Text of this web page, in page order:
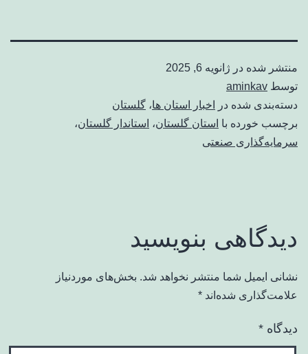
منتشر شده در ژانویه 6, 2025
توسط aminkav
دسته‌بندی شده در
اخبار استان ها، گلستان
برچسب خورده با استان گلستان، استاندار گلستان،
سرمایه‌گذاری صنعتی
دیدگاهی بنویسید
نشانی ایمیل شما منتشر نخواهد شد. بخش‌های موردنیاز
علامت‌گذاری شده‌اند *
دیدگاه *